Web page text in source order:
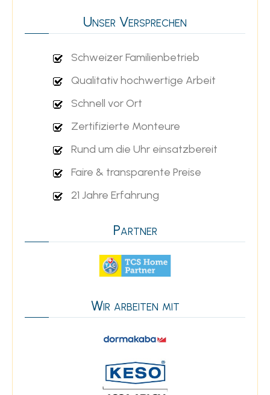
Unser Versprechen
Schweizer Familienbetrieb
Qualitativ hochwertige Arbeit
Schnell vor Ort
Zertifizierte Monteure
Rund um die Uhr einsatzbereit
Faire & transparente Preise
21 Jahre Erfahrung
Partner
Wir arbeiten mit